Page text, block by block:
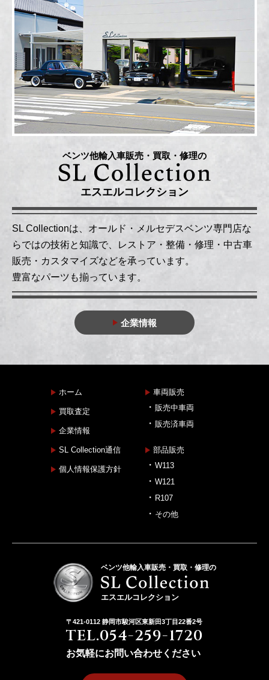
ベンツ他輸入車販売・買取・修理の
エスエルコレクション
SL Collectionは、オールド・メルセデスベンツ専門店な
らではの技術と知識で、レストア・整備・修理・中古車
販売・カスタマイズなどを承っています。
豊富なパーツも揃っています。
企業情報
ホーム
車両販売
販売中車両
販売済車両
部品販売
W113
W121
R107
その他
買取査定
企業情報
SL Collection通信
個人情報保護方針
ベンツ他輸入車販売・買取・修理の
エスエルコレクション
〒421-0112 静岡市駿河区東新田3丁目22番2号
TEL.054-259-1720
お気軽にお問い合わせください